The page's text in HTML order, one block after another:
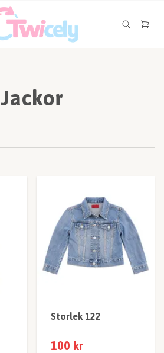
Jackor
Storlek 122
100 kr